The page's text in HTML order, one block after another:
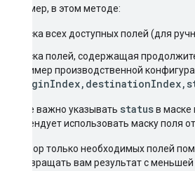
Например, в этом методе:
Маска всех доступных полей (для
Маска полей, содержащая
(пример производственной
Крайне важно указывать statusв маске
рекомендует использовать маску поля
Выбор только необходимых полей
возвращать вам результат с